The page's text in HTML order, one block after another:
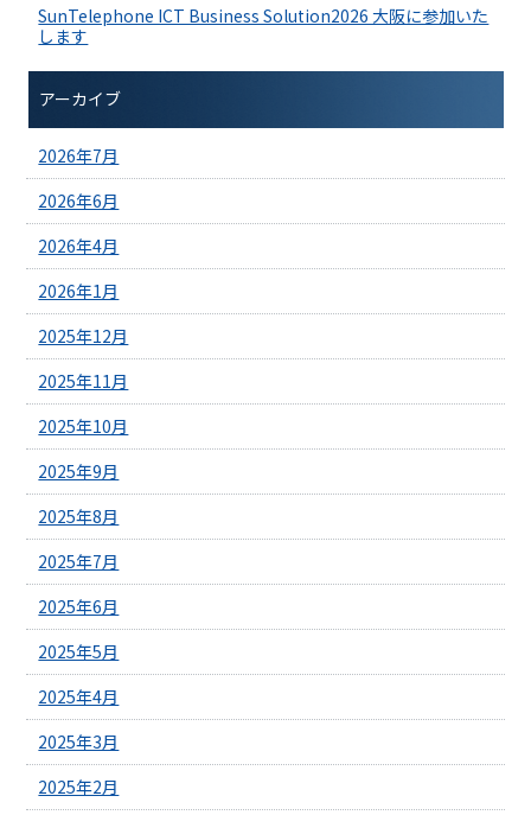
SunTelephone ICT Business Solution2026 大阪に参加いた
します
アーカイブ
2026年7月
2026年6月
2026年4月
2026年1月
2025年12月
2025年11月
2025年10月
2025年9月
2025年8月
2025年7月
2025年6月
2025年5月
2025年4月
2025年3月
2025年2月